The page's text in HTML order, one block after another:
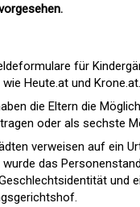
für
Heute.at und Krone.at.
die Eltern die
oder als sechste
verweisen auf ein
das
und